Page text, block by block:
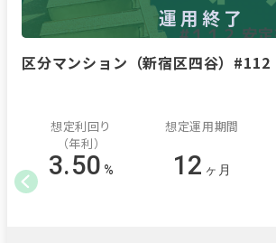
運用終了
区分マンション（新宿区四谷）#112
想定利回り
（年利）
3.50 %
想定運用期間
12 ヶ月